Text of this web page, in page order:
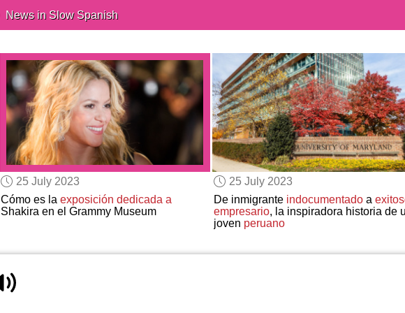
News in Slow Spanish
25 July 2023
Cómo es la exposición dedicada a
Shakira en el Grammy Museum
25 July 2023
De inmigrante indocumentadoa
empresario, la inspiradora historia de
joven peruano